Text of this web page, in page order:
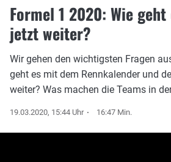
Formel 1 2020: Wie
jetzt weiter?
Wir gehen den wichtigsten Fragen
geht es mit dem Rennkalender und
weiter? Was machen die Teams in
19.03.2020, 15:44 Uhr 16:47 Min.